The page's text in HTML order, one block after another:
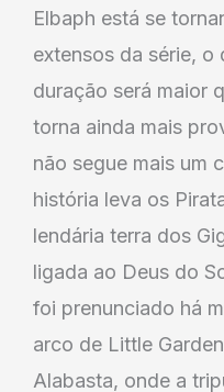
Elbaph está se
extensos da série, o
duração será maior
torna ainda mais
não segue mais um
história leva os
lendária terra dos
ligada ao Deus do
foi prenunciado há
arco de Little
Alabasta, onde a